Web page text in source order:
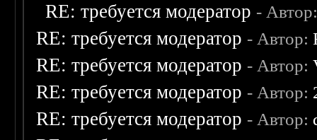
RE: требуется модератор -
RE: требуется модератор - Автор:
RE: требуется модератор - Автор:
RE: требуется модератор - Автор:
RE: требуется модератор - Автор: